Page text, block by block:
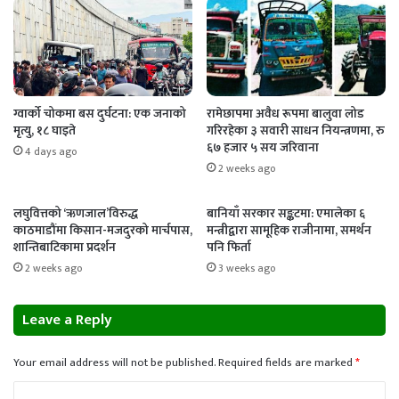
ग्वार्को चोकमा बस दुर्घटना: एक जनाको
मृत्यु, १८ घाइते
4 days ago
रामेछापमा अवैध रूपमा बालुवा लोड
गरिरहेका ३ सवारी साधन नियन्त्रणमा, रु
६७ हजार ५ सय जरिवाना
2 weeks ago
लघुवित्तको ‘ऋणजाल’विरुद्ध
काठमाडौंमा किसान-मजदुरको मार्चपास,
शान्तिबाटिकामा प्रदर्शन
2 weeks ago
बानियाँ सरकार सङ्कटमा: एमालेका ६
मन्त्रीद्वारा सामूहिक राजीनामा, समर्थन
पनि फिर्ता
3 weeks ago
Leave a Reply
Your email address will not be published.Required fields are marked*